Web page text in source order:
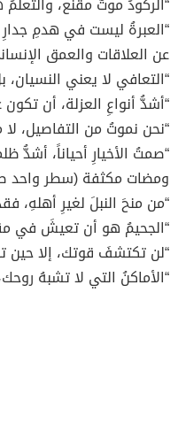
“العبرةُ ليست في هدمِ
عن العلاقات والعمق
“التعافي لا يعني النسيان،
“أشدُّ أنواعِ العزلة، أن
“نحن نموتُ من التفاصيل،
“صمتُ الأخيارِ أحياناً، أشدُّ
ومضات مكثفة (سطر واحد
“من منحَ النبلَ لغيرِ أهلهِ،
“الجحيمُ هو أن تعيشَ في
“لن تكتشفَ قوتك، إلا حين
“الأماكنُ التي لا تشبهُ